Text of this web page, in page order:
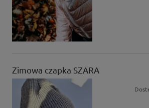
Zimowa czapka SZARA